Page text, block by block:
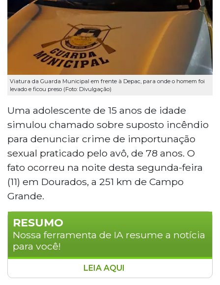
Viatura da Guarda Municipal em frente à Depac, para onde o homem foi
levado e ficou preso (Foto: Divulgação)
Uma adolescente de 15 anos de idade
simulou chamado sobre suposto incêndio
para denunciar crime de importunação
sexual praticado pelo avô, de 78 anos. O
fato ocorreu na noite desta segunda-feira
(11) em Dourados, a 251 km de Campo
Grande.
RESUMO
Nossa ferramenta de IA resume a notícia
para você!
Adolescente de 15 anos simulou
LEIA AQUI